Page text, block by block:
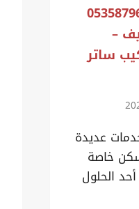
سيهات ت: 0535879621
–
ساتر
عديدة
خاصة
الحلول